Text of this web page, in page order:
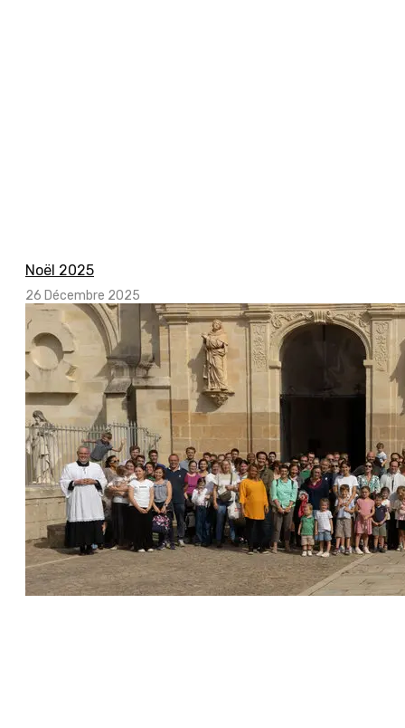
Noël 2025
26 Décembre 2025